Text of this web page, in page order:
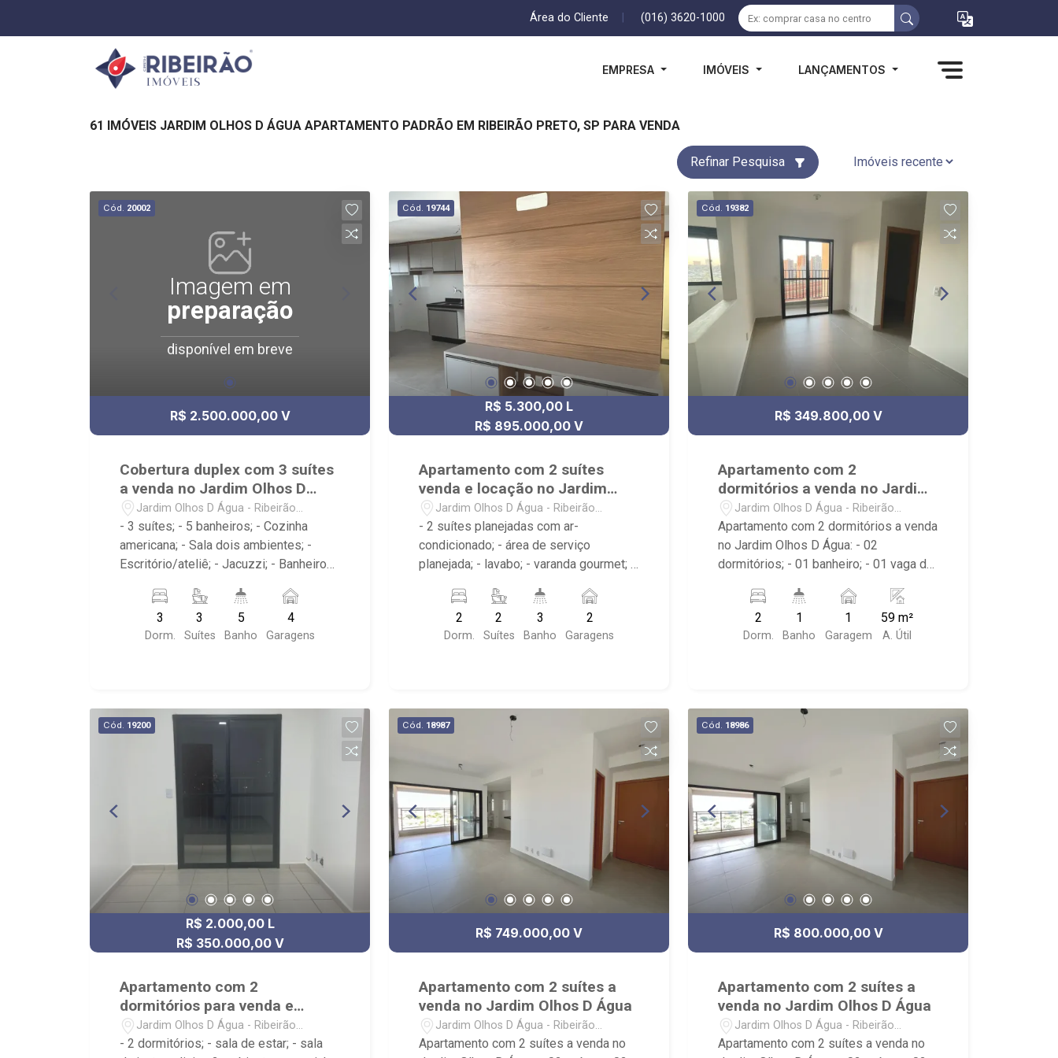
Área do Cliente (016) 3620-1000
EMPRESA IMÓVEIS LANÇAMENTOS
61 IMÓVEIS JARDIM OLHOS D ÁGUA APARTAMENTO PADRÃO EM RIBEIRÃO PRETO, SP PARA VENDA
Refinar Pesquisa
Cód. 20002
Imagem em
preparação
disponível em breve
R$ 2.500.000,00 V
Cobertura duplex com 3 suítes
a venda no Jardim Olhos D
Água
Jardim Olhos D Água - Ribeirão
Preto/SP
- 3 suítes; - 5 banheiros; - Cozinha
americana; - Sala dois ambientes; -
Escritório/ateliê; - Jacuzzi; - Banheiro
com churrasqueira; - Edifício com
elevador; - Condomínio com portaria
24h, piscina, academia, salão de festas
Parque Olhos d?Água e Hospital
Unimed;.
3
Dorm.
3
Suítes
5
Banho
4
Garagens
Cód. 19744
R$ 5.300,00 L
R$ 895.000,00 V
Apartamento com 2 suítes
venda e locação no Jardim
Olhos D Água
Jardim Olhos D Água - Ribeirão
Preto/SP
- 2 suítes planejadas com ar-
condicionado; - área de serviço
planejada; - lavabo; - varanda gourmet; -
planejados com box e espelho; -
Condomínio com portaria 24h, piscina,
academia, salão de festas, playground
2
Dorm.
2
Suítes
3
Banho
2
Garagens
Cód. 19382
R$ 349.800,00 V
Apartamento com 2
dormitórios a venda no Jardim
Olhos D Água
Jardim Olhos D Água - Ribeirão
Preto/SP
Apartamento com 2 dormitórios a venda
no Jardim Olhos D Água: - 02
dormitórios; - 01 banheiro; - 01 vaga de
Americana; - Condomínio com portaria
24 horas, elevador, piscina, sauna,
quadra poliesportiva, playground, área
Olhos D`Água.
2
Dorm.
1
Banho
1
Garagem
59 m²
A. Útil
Cód. 19200
R$ 2.000,00 L
R$ 350.000,00 V
Apartamento com 2
dormitórios para venda e
locação no Jardim Olhos
D`Água
Jardim Olhos D Água - Ribeirão
Preto/SP
- 2 dormitórios; - sala de estar; - sala
Cód. 18987
R$ 749.000,00 V
Apartamento com 2 suítes a
venda no Jardim Olhos D Água
Jardim Olhos D Água - Ribeirão
Preto/SP
Apartamento com 2 suítes a venda no
Cód. 18986
R$ 800.000,00 V
Apartamento com 2 suítes a
venda no Jardim Olhos D Água
Jardim Olhos D Água - Ribeirão
Preto/SP
Apartamento com 2 suítes a venda no